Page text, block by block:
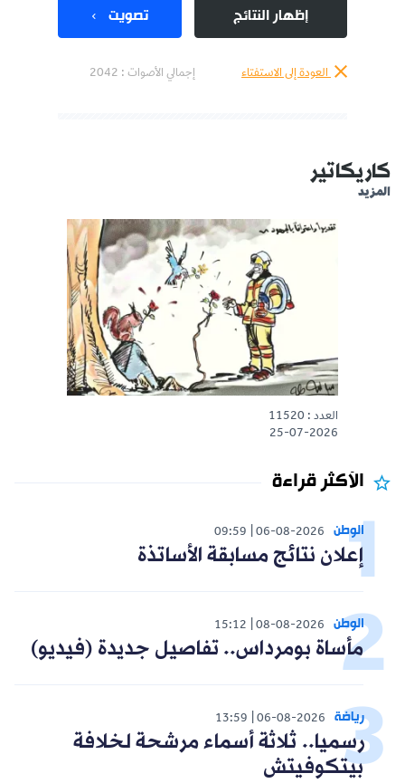
إظهار النتائج تصويت
العودة إلى الاستفتاء إجمالي الأصوات : 2042
كاريكاتير
المزيد
العدد : 11520
25-07-2026
الأكثر قراءة
الوطن 06-08-2026
09:59
إعلان نتائج مسابقة الأساتذة
الوطن 08-08-2026
15:12
مأساة بومرداس.. تفاصيل جديدة (فيديو)
رياضة 06-08-2026
13:59
رسميا.. ثلاثة أسماء مرشحة لخلافة
بيتكوفيتش